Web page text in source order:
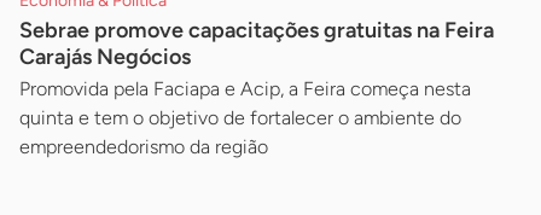
Sebrae promove capacitações gratuitas na Feira
Carajás Negócios
Promovida pela Faciapa e Acip, a Feira começa nesta
quinta e tem o objetivo de fortalecer o ambiente do
empreendedorismo da região